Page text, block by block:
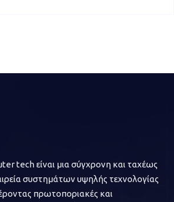
tech είναι μια σύγχρονη και ταχέως
συστημάτων υψηλής τεχνολογίας
πρωτοποριακές και